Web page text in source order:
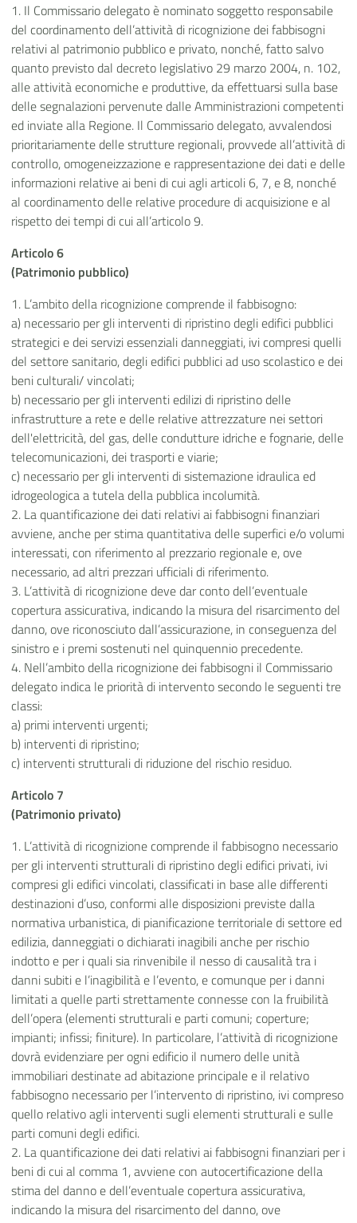
1. Il Commissario delegato è nominato soggetto responsabile
del coordinamento dell’attività di ricognizione dei fabbisogni
relativi al patrimonio pubblico e privato, nonché, fatto salvo
quanto previsto dal decreto legislativo 29 marzo 2004, n. 102,
alle attività economiche e produttive, da effettuarsi sulla base
delle segnalazioni pervenute dalle Amministrazioni competenti
ed inviate alla Regione. Il Commissario delegato, avvalendosi
prioritariamente delle strutture regionali, provvede all’attività di
controllo, omogeneizzazione e rappresentazione dei dati e delle
informazioni relative ai beni di cui agli articoli 6, 7, e 8, nonché
al coordinamento delle relative procedure di acquisizione e al
rispetto dei tempi di cui all’articolo 9.
Articolo 6
(Patrimonio pubblico)
1. L’ambito della ricognizione comprende il fabbisogno:
a) necessario per gli interventi di ripristino degli edifici pubblici
strategici e dei servizi essenziali danneggiati, ivi compresi quelli
del settore sanitario, degli edifici pubblici ad uso scolastico e dei
beni culturali/ vincolati;
b) necessario per gli interventi edilizi di ripristino delle
infrastrutture a rete e delle relative attrezzature nei settori
dell'elettricità, del gas, delle condutture idriche e fognarie, delle
telecomunicazioni, dei trasporti e viarie;
c) necessario per gli interventi di sistemazione idraulica ed
idrogeologica a tutela della pubblica incolumità.
2. La quantificazione dei dati relativi ai fabbisogni finanziari
avviene, anche per stima quantitativa delle superfici e/o volumi
interessati, con riferimento al prezzario regionale e, ove
necessario, ad altri prezzari ufficiali di riferimento.
3. L’attività di ricognizione deve dar conto dell’eventuale
copertura assicurativa, indicando la misura del risarcimento del
danno, ove riconosciuto dall’assicurazione, in conseguenza del
sinistro e i premi sostenuti nel quinquennio precedente.
4. Nell’ambito della ricognizione dei fabbisogni il Commissario
delegato indica le priorità di intervento secondo le seguenti tre
classi:
a) primi interventi urgenti;
b) interventi di ripristino;
c) interventi strutturali di riduzione del rischio residuo.
Articolo 7
(Patrimonio privato)
1. L’attività di ricognizione comprende il fabbisogno necessario
per gli interventi strutturali di ripristino degli edifici privati, ivi
compresi gli edifici vincolati, classificati in base alle differenti
destinazioni d’uso, conformi alle disposizioni previste dalla
normativa urbanistica, di pianificazione territoriale di settore ed
edilizia, danneggiati o dichiarati inagibili anche per rischio
indotto e per i quali sia rinvenibile il nesso di causalità tra i
danni subiti e l’inagibilità e l’evento, e comunque per i danni
limitati a quelle parti strettamente connesse con la fruibilità
dell’opera (elementi strutturali e parti comuni; coperture;
impianti; infissi; finiture). In particolare, l’attività di ricognizione
dovrà evidenziare per ogni edificio il numero delle unità
immobiliari destinate ad abitazione principale e il relativo
fabbisogno necessario per l’intervento di ripristino, ivi compreso
quello relativo agli interventi sugli elementi strutturali e sulle
parti comuni degli edifici.
2. La quantificazione dei dati relativi ai fabbisogni finanziari per i
beni di cui al comma 1, avviene con autocertificazione della
stima del danno e dell’eventuale copertura assicurativa,
indicando la misura del risarcimento del danno, ove